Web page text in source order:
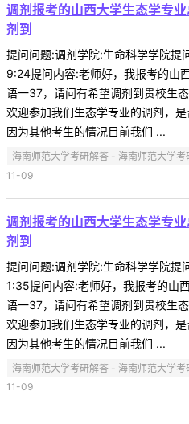
调剂报考的山西大学生态学专
剂到
提问问题:调剂学院:生命科学学院
9:24提问内容:老师好，我报考的山
语一37，请问有希望调剂到贵校生
欢迎参加我们生态学专业的调剂，是
因为其他考生的情况目前我们 ...
海南师范大学考研解答 - 海南师范大学考
11-09
调剂报考的山西大学生态学专
剂到
提问问题:调剂学院:生命科学学院
1:35提问内容:老师好，我报考的山
语一37，请问有希望调剂到贵校生
欢迎参加我们生态学专业的调剂，是
因为其他考生的情况目前我们 ...
海南师范大学考研解答 - 海南师范大学考
11-09